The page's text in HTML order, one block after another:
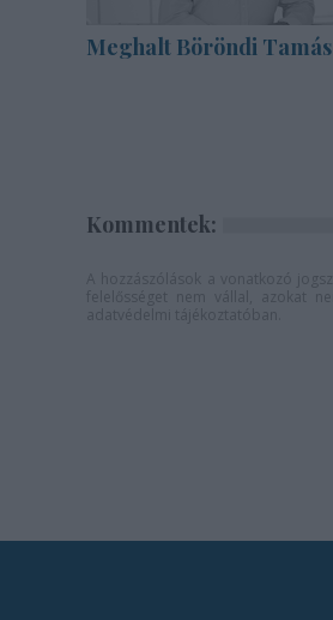
Meghalt Böröndi Tamás
Kommentek: